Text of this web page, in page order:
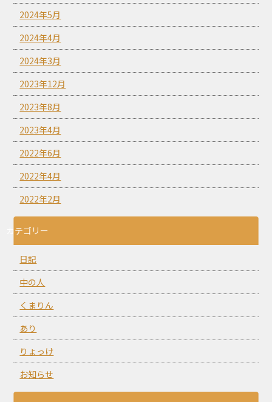
2024年5月
2024年4月
2024年3月
2023年12月
2023年8月
2023年4月
2022年6月
2022年4月
2022年2月
カテゴリー
日記
中の人
くまりん
あり
りょっけ
お知らせ